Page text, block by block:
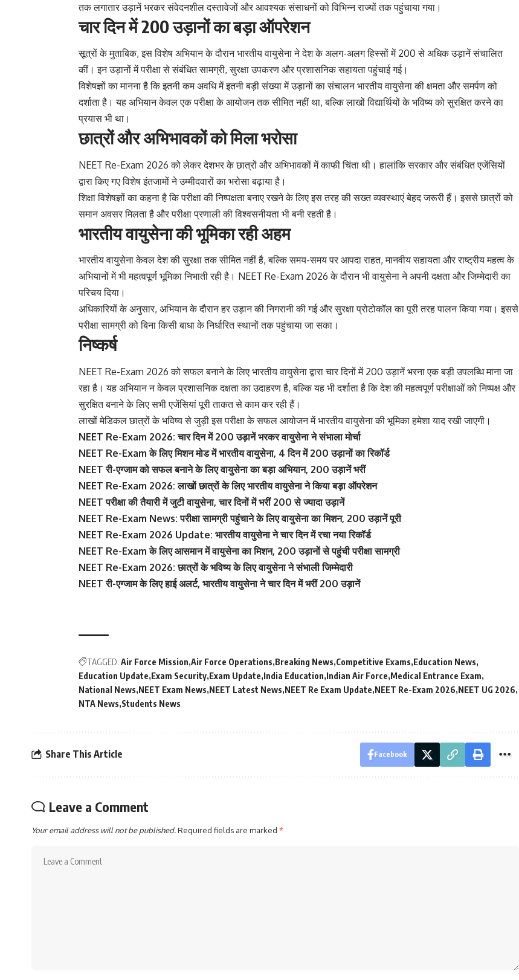
तक लगातार उड़ानें भरकर संवेदनशील दस्तावेजों और आवश्यक संसाधनों को विभिन्न राज्यों तक पहुंचाया गया।
चार दिन में 200 उड़ानों का बड़ा ऑपरेशन
सूत्रों के मुताबिक, इस विशेष अभियान के दौरान भारतीय वायुसेना ने देश के अलग-अलग हिस्सों में 200 से अधिक उड़ानें संचालित
कीं। इन उड़ानों में परीक्षा से संबंधित सामग्री, सुरक्षा उपकरण और प्रशासनिक सहायता पहुंचाई गई।
विशेषज्ञों का मानना है कि इतनी कम अवधि में इतनी बड़ी संख्या में उड़ानों का संचालन भारतीय वायुसेना की क्षमता और समर्पण को
दर्शाता है। यह अभियान केवल एक परीक्षा के आयोजन तक सीमित नहीं था, बल्कि लाखों विद्यार्थियों के भविष्य को सुरक्षित करने का
प्रयास भी था।
छात्रों और अभिभावकों को मिला भरोसा
NEET Re-Exam 2026 को लेकर देशभर के छात्रों और अभिभावकों में काफी चिंता थी। हालांकि सरकार और संबंधित एजेंसियों
द्वारा किए गए विशेष इंतजामों ने उम्मीदवारों का भरोसा बढ़ाया है।
शिक्षा विशेषज्ञों का कहना है कि परीक्षा की निष्पक्षता बनाए रखने के लिए इस तरह की सख्त व्यवस्थाएं बेहद जरूरी हैं। इससे छात्रों को
समान अवसर मिलता है और परीक्षा प्रणाली की विश्वसनीयता भी बनी रहती है।
भारतीय वायुसेना की भूमिका रही अहम
भारतीय वायुसेना केवल देश की सुरक्षा तक सीमित नहीं है, बल्कि समय-समय पर आपदा राहत, मानवीय सहायता और राष्ट्रीय महत्व के
अभियानों में भी महत्वपूर्ण भूमिका निभाती रही है। NEET Re-Exam 2026 के दौरान भी वायुसेना ने अपनी दक्षता और जिम्मेदारी का
परिचय दिया।
अधिकारियों के अनुसार, अभियान के दौरान हर उड़ान की निगरानी की गई और सुरक्षा प्रोटोकॉल का पूरी तरह पालन किया गया। इससे
परीक्षा सामग्री को बिना किसी बाधा के निर्धारित स्थानों तक पहुंचाया जा सका।
निष्कर्ष
NEET Re-Exam 2026 को सफल बनाने के लिए भारतीय वायुसेना द्वारा चार दिनों में 200 उड़ानें भरना एक बड़ी उपलब्धि माना जा
रहा है। यह अभियान न केवल प्रशासनिक दक्षता का उदाहरण है, बल्कि यह भी दर्शाता है कि देश की महत्वपूर्ण परीक्षाओं को निष्पक्ष और
सुरक्षित बनाने के लिए सभी एजेंसियां पूरी ताकत से काम कर रही हैं।
लाखों मेडिकल छात्रों के भविष्य से जुड़ी इस परीक्षा के सफल आयोजन में भारतीय वायुसेना की भूमिका हमेशा याद रखी जाएगी।
NEET Re-Exam 2026: चार दिन में 200 उड़ानें भरकर वायुसेना ने संभाला मोर्चा
NEET Re-Exam के लिए मिशन मोड में भारतीय वायुसेना, 4 दिन में 200 उड़ानों का रिकॉर्ड
NEET री-एग्जाम को सफल बनाने के लिए वायुसेना का बड़ा अभियान, 200 उड़ानें भरीं
NEET Re-Exam 2026: लाखों छात्रों के लिए भारतीय वायुसेना ने किया बड़ा ऑपरेशन
NEET परीक्षा की तैयारी में जुटी वायुसेना, चार दिनों में भरीं 200 से ज्यादा उड़ानें
NEET Re-Exam News: परीक्षा सामग्री पहुंचाने के लिए वायुसेना का मिशन, 200 उड़ानें पूरी
NEET Re-Exam 2026 Update: भारतीय वायुसेना ने चार दिन में रचा नया रिकॉर्ड
NEET Re-Exam के लिए आसमान में वायुसेना का मिशन, 200 उड़ानों से पहुंची परीक्षा सामग्री
NEET Re-Exam 2026: छात्रों के भविष्य के लिए वायुसेना ने संभाली जिम्मेदारी
NEET री-एग्जाम के लिए हाई अलर्ट, भारतीय वायुसेना ने चार दिन में भरीं 200 उड़ानें
TAGGED: Air Force Mission Air Force Operations Breaking News Competitive Exams Education News
Education Update Exam Security Exam Update India Education Indian Air Force Medical Entrance Exam
National News NEET Exam News NEET Latest News NEET Re Exam Update NEET Re-Exam 2026 NEET UG 2026
NTA News Students News
Share This Article Facebook
Leave a Comment
Your email address will not be published.Required fields are marked *